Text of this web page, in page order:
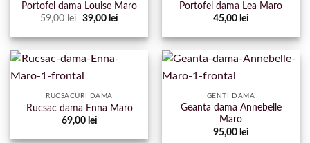
Portofel dama Louise Maro
59,00lei
Prețul
a
fost:
59,00 lei.
39,00 leiPrețul
este:
39,00 lei.
Portofel dama Lea Maro
45,00 lei
RUCSACURI DAMA
Rucsac dama Enna Maro
69,00 lei
GENTI DAMA
Geanta dama Annebelle
Maro
95,00 lei